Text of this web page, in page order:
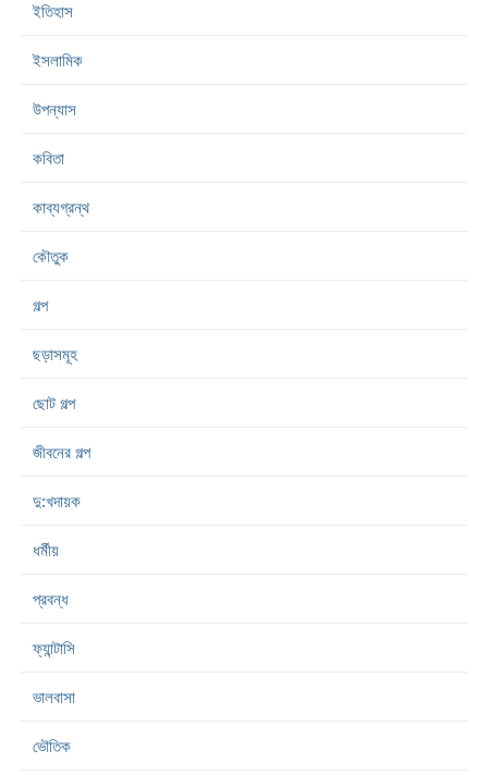
ইতিহাস
ইসলামিক
উপন্যাস
কবিতা
কাব্যগ্রন্থ
কৌতুক
গল্প
ছড়াসমূহ
ছোট গল্প
জীবনের গল্প
দু:খদায়ক
ধর্মীয়
প্রবন্ধ
ফ্যান্টাসি
ভালবাসা
ভৌতিক